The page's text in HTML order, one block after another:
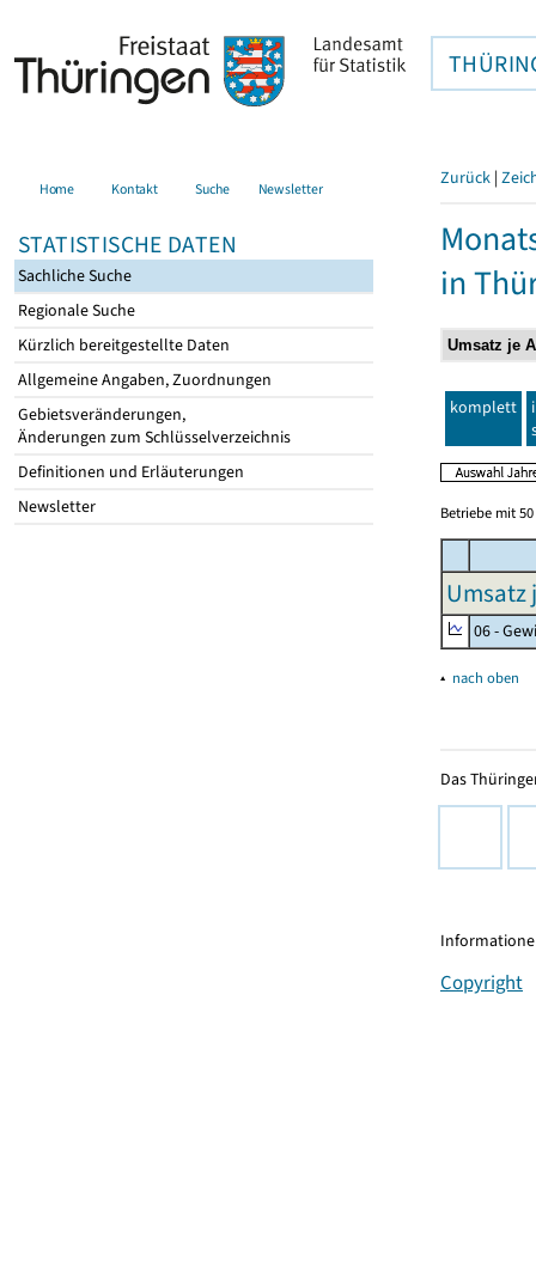
Home Kontakt Suche Newsletter
STATISTISCHE DATEN
Sachliche Suche
Regionale Suche
Kürzlich bereitgestellte Daten
Allgemeine Angaben, Zuordnungen
Gebietsveränderungen,
Änderungen zum Schlüsselverzeichnis
Definitionen und Erläuterungen
Newsletter
Zurück |
in
komplett
Betriebe mit
Umsatz
06 -
▴ nach oben
Das
Copyright